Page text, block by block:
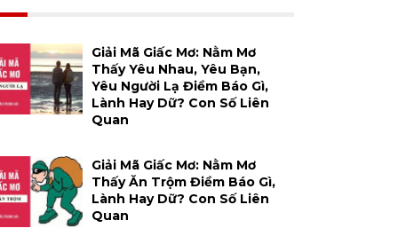
Giải Mã Giấc Mơ: Nằm Mơ
Thấy Yêu Nhau, Yêu Bạn,
Yêu Người Lạ Điềm Báo Gì,
Lành Hay Dữ? Con Số Liên
Quan
Giải Mã Giấc Mơ: Nằm Mơ
Thấy Ăn Trộm Điềm Báo Gì,
Lành Hay Dữ? Con Số Liên
Quan